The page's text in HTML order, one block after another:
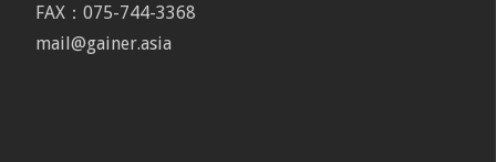
FAX：075-744-3368
mail@gainer.asia